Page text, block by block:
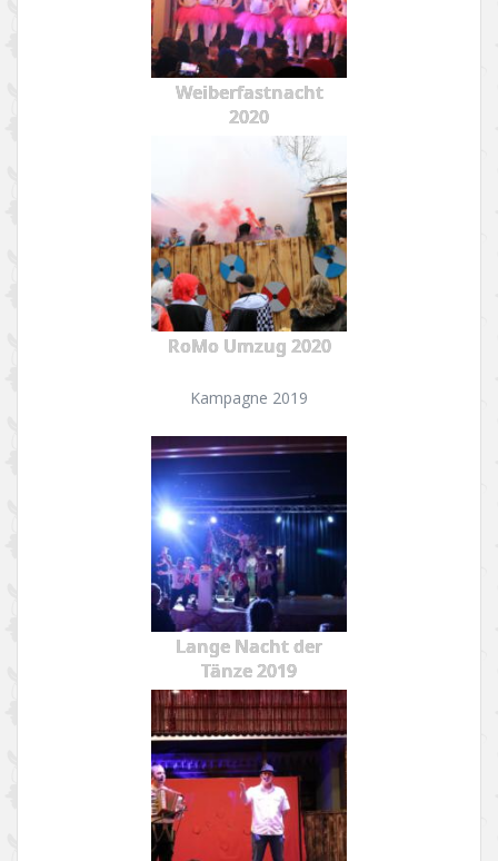
Weiberfastnacht
2020
RoMo Umzug 2020
Kampagne 2019
Lange Nacht der
Tänze 2019